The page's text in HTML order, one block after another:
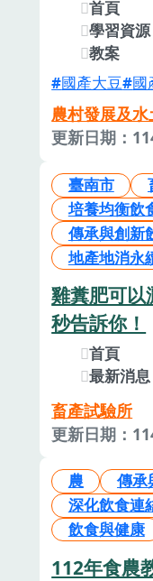
首頁
學習資源
教案
國產大豆 國
農村發展及
更新日期：
臺南市
培養均衡飲
傳承與創新
地產地消永
雞糞肥可
秒告訴你！
首頁
最新消息
畜產試驗所
更新日期：
農
傳承
深化飲食連
飲食與健康
112年食農